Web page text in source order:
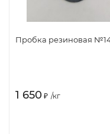
Пробка резиновая
1 650 ₽ /кг